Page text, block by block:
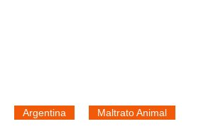
Argentina Maltrato Animal